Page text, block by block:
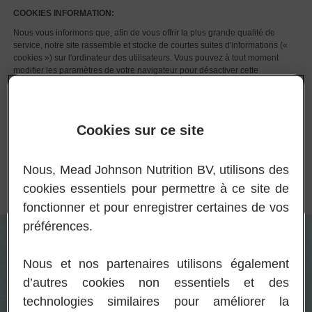
COOKIES INFORMATION:
Nous vous informons que, afin de vous offrir la plus grande qualité de
service, notre site rassemble et stocke de courtes suites d'informations («
cookies ») sur l'ordinateur des utilisateurs. Vous pouvez à tout moment
modifier les paramètres de votre navigateur pour désactiver cette
Fermer les cookies Accepter et fermer
Parent ou soignant
Si vous êtes parent ou soignant d’un enfant qui utilise une de nos formules
spécialisées.
Cookies sur ce site
Nous, Mead Johnson Nutrition BV, utilisons des
cookies essentiels pour permettre à ce site de
fonctionner et pour enregistrer certaines de vos
préférences.
Nous et nos partenaires utilisons également
d’autres cookies non essentiels et des
technologies similaires pour améliorer la